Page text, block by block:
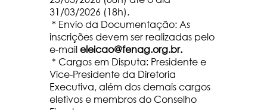
31/03/2026 (18h).
* Envio da Documentação: As
inscrições devem ser realizadas pelo
e-maileleicao@fenag.org.br.
* Cargos em Disputa: Presidente e
Vice-Presidente da Diretoria
Executiva, além dos demais cargos
eletivos e membros do Conselho